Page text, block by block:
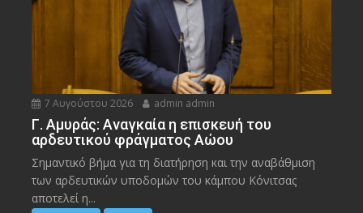
7 Αυγούστου 2026 admin admin
Γ. Αμυράς: Αναγκαία η επισκευή του
αρδευτικού φράγματος Αώου
Σημαντικό βήμα για τη διατήρηση και την αναβάθμιση
των αρδευτικών υποδομών του κάμπου Κόνιτσας
αποτελεί η...